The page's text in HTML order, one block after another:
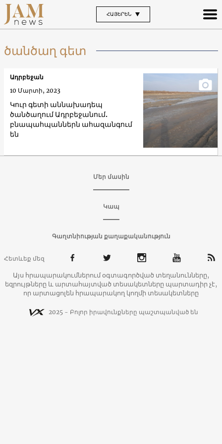
ՀԱՅԵՐԵՆ
ծանծաղ գետ
Կուր գետի աննախադեպ
ծանծաղում Ադրբեջանում.
բնապահպաններն ահազանգում
են
Ադրբեջան
10 Մարտի, 2023
Մեր մասին
Կապ
Գաղտնիության քաղաքականություն
Հետևեք մեզ
Այս հրապարակումներում օգտագործված տեղանունները,
եզրույթները և արտահայտված տեսակետները պարտադիր չէ,
որ արտացոլեն հրապարակող կողմի տեսակետները
2025 - Բոլոր իրավունքները պաշտպանված են